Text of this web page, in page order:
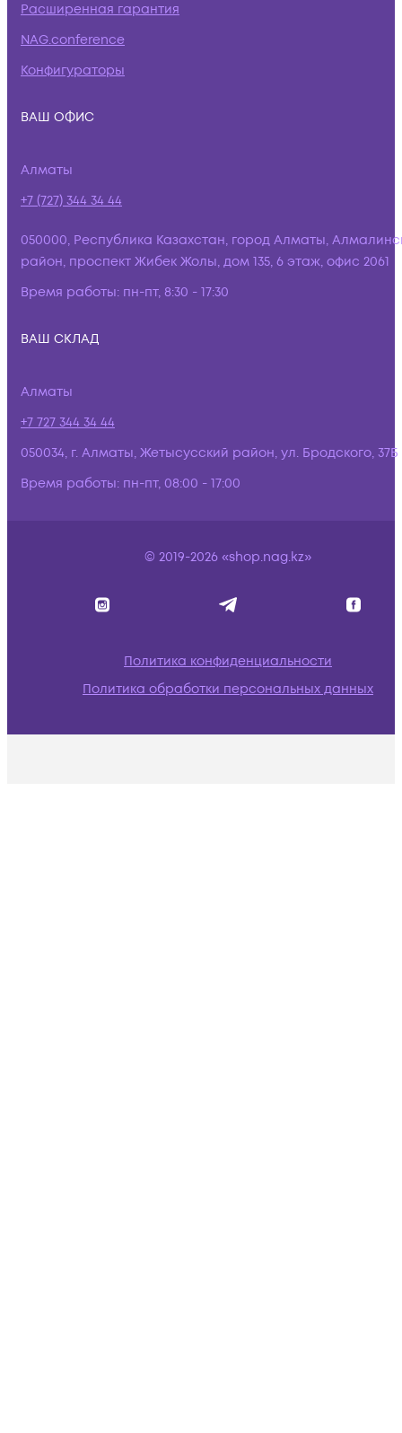
Расширенная гарантия
NAG.conference
Конфигураторы
ВАШ ОФИС
Алматы
+7 (727) 344 34 44
050000, Республика Казахстан, город Алматы,
район, проспект Жибек Жолы, дом 135, 6 этаж, офис 2061
Время работы: пн-пт, 8:30 - 17:30
ВАШ СКЛАД
Алматы
+7 727 344 34 44
050034, г. Алматы, Жетысусский район, ул. Бродского, 37Б
Время работы: пн-пт, 08:00 - 17:00
© 2019-2026 «shop.nag.kz»
Политика конфиденциальности
Политика обработки персональных данных